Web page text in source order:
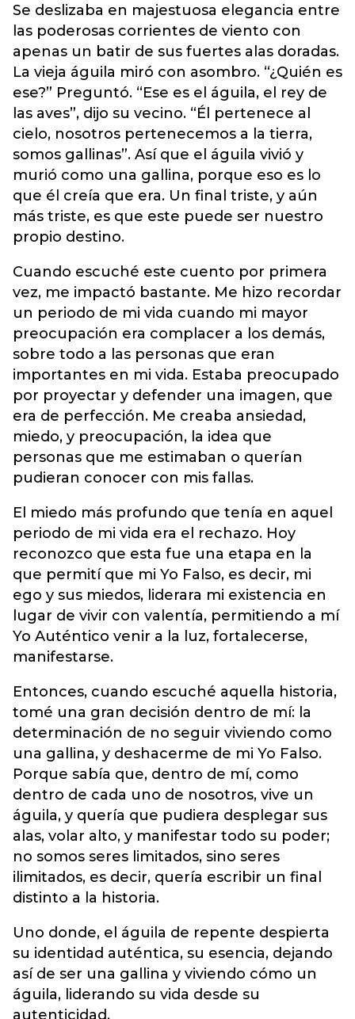
Se deslizaba en majestuosa elegancia entre
las poderosas corrientes de viento con
apenas un batir de sus fuertes alas doradas.
La vieja águila miró con asombro. “¿Quién es
ese?” Preguntó. “Ese es el águila, el rey de
las aves”, dijo su vecino. “Él pertenece al
cielo, nosotros pertenecemos a la tierra,
somos gallinas”. Así que el águila vivió y
murió como una gallina, porque eso es lo
que él creía que era. Un final triste, y aún
más triste, es que este puede ser nuestro
propio destino.
Cuando escuché este cuento por primera
vez, me impactó bastante. Me hizo recordar
un periodo de mi vida cuando mi mayor
preocupación era complacer a los demás,
sobre todo a las personas que eran
importantes en mi vida. Estaba preocupado
por proyectar y defender una imagen, que
era de perfección. Me creaba ansiedad,
miedo, y preocupación, la idea que
personas que me estimaban o querían
pudieran conocer con mis fallas.
El miedo más profundo que tenía en aquel
periodo de mi vida era el rechazo. Hoy
reconozco que esta fue una etapa en la
que permití que mi Yo Falso, es decir, mi
ego y sus miedos, liderara mi existencia en
lugar de vivir con valentía, permitiendo a mí
Yo Auténtico venir a la luz, fortalecerse,
manifestarse.
Entonces, cuando escuché aquella historia,
tomé una gran decisión dentro de mí: la
determinación de no seguir viviendo como
una gallina, y deshacerme de mi Yo Falso.
Porque sabía que, dentro de mí, como
dentro de cada uno de nosotros, vive un
águila, y quería que pudiera desplegar sus
alas, volar alto, y manifestar todo su poder;
no somos seres limitados, sino seres
ilimitados, es decir, quería escribir un final
distinto a la historia.
Uno donde, el águila de repente despierta
su identidad auténtica, su esencia, dejando
así de ser una gallina y viviendo cómo un
águila, liderando su vida desde su
autenticidad.